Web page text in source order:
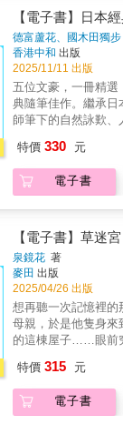
藍本所作〈羅生門
篇，更發揚其文學
生犀星、堀辰雄等一
品，包含第一屆芥
宰治鎌倉自縊未遂後
虛構的信，用他者角
之春＞等。其中＜小
＞、＜虛構之春＞曾
構的徬徨」發表。在
角色情感，時而浮現
能對日後走向文學巔
有真正像個人的生
只會走向破滅。像
花〉「他畢生的心
事。可不是個傻瓜
謊言「我打從骨子
中，我得以暫時休憩
果不借用他人之口，
己。」──〈狂言之神
時也能讓人感到驚人
之春〉※ 心願「我的
幸福的事情上。我沒
之神〉「即便微弱也
光。」──〈虛構之春
〈狡黠〉、〈悵惘
與「親情」的描寫，
現實中，放蕩不羈的
空。 輯一 ▍羈絆一
無憂無慮的日子只
就算幸福的人了。
三〉、〈櫻桃〉中
強力的反差，挑戰
知及制約。然而，這
落，他們的內心往
人很像，你若靜靜
你若靠過去，她就
主角幸代氾濫著感受
的「愛」──「憐憫與
愛情也是兩回事。
一是位天性懦弱的
經忘記自己的語言，
逐」。 〈美少女
失禮了。」太宰精
少女」輕盈青春的
是我身為作者的價
時而幽美莫名，往你
奇思妙想！ 《夜櫻
宰治的奇談傑作，他
書寫出令人驚嘆的「
的異常」。 這些
事，正緩緩撩撥著每
訴說著你我命途中
喻的心念，是無光的
生，就是在愛恨中
出來……」 果然，
個浪蕩不羈、「生
治最對味！ 在《
創作的並是令人顫
性幽微、既詭譎又柔
為四輯：【輯一：
笛〉、〈皮膚與心〉
其特有的細膩女性視
寞、溫柔、憂傷與神
依為命的姊妹，互
湧的心思；〈皮膚
價值觀如此敏銳的
惡虛偽客套，殷切盼
命之物的青春少女。
【電子書】日本
德富蘆花、國木田獨步
香港中和 出版
2025/11/11 出版
五位文豪，一冊精選
典隨筆佳作。繼承
師筆下的自然詠歎
風情》《雪日》《山
本近代散文不朽名篇
步的庶民詩情、藤
學，照亮日本文學
文學的巔峰交響，又
宴。跨越百年，依然
的必藏經典。書中日
漢對照，附贈日文全
習，豐富閱讀體驗。
特價 330 元
電子書
【電子書】草迷宮
泉鏡花 著
麥田 出版
2025/04/26 出版
想再聽一次記憶裡的
母親， 於是他隻身
的這棟屋子…… 眼前
文學宗師．文豪泉鏡
外語學系副教授 廖
anpin──擔綱封面 完
特價 315 元
電子書